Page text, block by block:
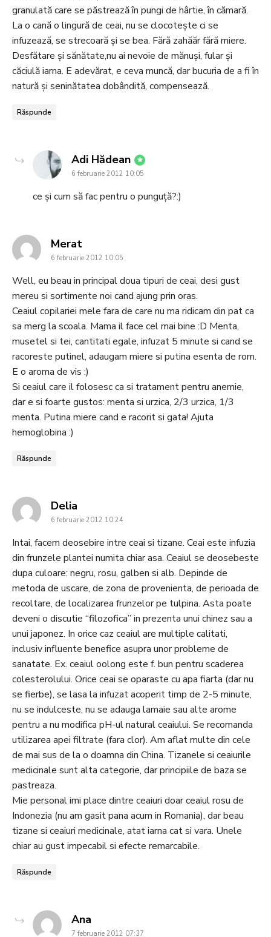
granulată care se păstrează în pungi de hârtie, în cămară.
La o cană o lingură de ceai, nu se clocoteşte ci se
infuzează, se strecoară şi se bea. Fără zahăăr fără miere.
Desfătare şi sănătate,nu ai nevoie de mănuşi, fular şi
căciulă iarna. E adevărat, e ceva muncă, dar bucuria de a fi în
natură şi seninătatea dobândită, compensează.
Răspunde
Adi Hădean says:
6 februarie 2012 10:05
ce și cum să fac pentru o punguță?:)
Meratsays:
6 februarie 2012 10:05
Well, eu beau in principal doua tipuri de ceai, desi gust
mereu si sortimente noi cand ajung prin oras.
Ceaiul copilariei mele fara de care nu ma ridicam din pat ca
sa merg la scoala. Mama il face cel mai bine :D Menta,
musetel si tei, cantitati egale, infuzat 5 minute si cand se
racoreste putinel, adaugam miere si putina esenta de rom.
E o aroma de vis :)
Si ceaiul care il folosesc ca si tratament pentru anemie,
dar e si foarte gustos: menta si urzica, 2/3 urzica, 1/3
menta. Putina miere cand e racorit si gata! Ajuta
hemoglobina :)
Răspunde
Delia
6 februarie 2012 10:24
Intai, facem deosebire intre ceai si tizane. Ceai este infuzia
din frunzele plantei numita chiar asa. Ceaiul se deosebeste
dupa culoare: negru, rosu, galben si alb. Depinde de
metoda de uscare, de zona de provenienta, de perioada de
recoltare, de localizarea frunzelor pe tulpina. Asta poate
deveni o discutie “filozofica” in prezenta unui chinez sau a
unui japonez. In orice caz ceaiul are multiple calitati,
inclusiv influente benefice asupra unor probleme de
sanatate. Ex. ceaiul oolong este f. bun pentru scaderea
colesterolului. Orice ceai se oparaste cu apa fiarta (dar nu
se fierbe), se lasa la infuzat acoperit timp de 2-5 minute,
nu se indulceste, nu se adauga lamaie sau alte arome
pentru a nu modifica pH-ul natural ceaiului. Se recomanda
utilizarea apei filtrate (fara clor). Am aflat multe din cele
de mai sus de la o doamna din China. Tizanele si ceaiurile
medicinale sunt alta categorie, dar principiile de baza se
pastreaza.
Mie personal imi place dintre ceaiuri doar ceaiul rosu de
Indonezia (nu am gasit pana acum in Romania), dar beau
tizane si ceaiuri medicinale, atat iarna cat si vara. Unele
chiar au gust impecabil si efecte remarcabile.
Răspunde
Ana
7 februarie 2012 07:37